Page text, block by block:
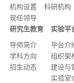
机构设置
现任领导
科研机构
研究生教育
导师简介
学科方向
招生动态
实验平
平台介
组织架
建设与
实验室